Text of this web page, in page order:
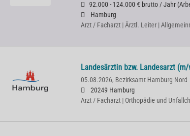
92.000 - 124.000 € brutto / Jahr (
Hamburg
Arzt / Facharzt | Ärztl. Leiter |
Landesärztin bzw. Landesarzt
05.08.2026, Bezirksamt Hamburg-Nord
20249 Hamburg
Arzt / Facharzt | Orthopädie und